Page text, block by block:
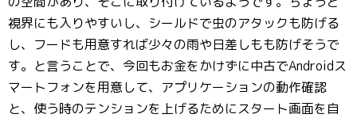
視界にも入りやすいし、シールドで虫のアタックも防げる
し、フードも用意すれば少々の雨や日差しもも防げそうで
す。と言うことで、今回もお金をかけずに中古でAndroidス
マートフォンを用意して、アプリケーションの動作確認
と、使う時のテンションを上げるためにスタート画面を自